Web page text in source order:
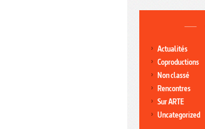
Actualités
Coproductions
Non classé
Rencontres
Sur ARTE
Uncategorized